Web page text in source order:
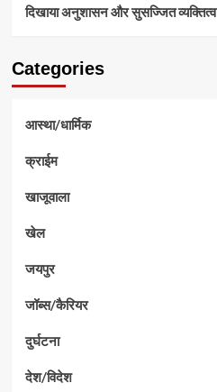
दिखाया अनुशासन और सुसज्जित व्यक्तित्व
Categories
आस्था/धार्मिक
क्राईम
खाजूवाला
खेल
जयपुर
जॉब्स/कैरियर
दुर्घटना
देश/विदेश